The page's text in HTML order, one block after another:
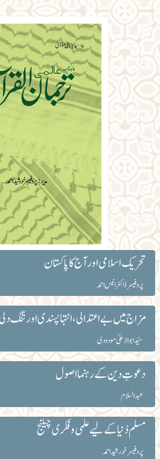
تحریک اسلامی اور آج کا پاکستان
پروفیسر ڈاکٹر انیس احمد
مزاج میں بے اعتدالی، انتہا پسندی اور تنگ دلی
سیّد ابوالاعلیٰ مودودی
دعوتِ دین کے رہنما اصول
عبدالسلام
مسلم دُنیا کے لیے علمی و فکری چیلنج
پروفیسر خورشید احمد